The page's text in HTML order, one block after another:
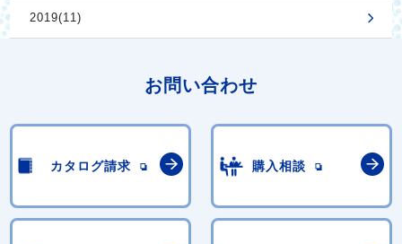
2019(11)
お問い合わせ
カタログ請求 購入相談